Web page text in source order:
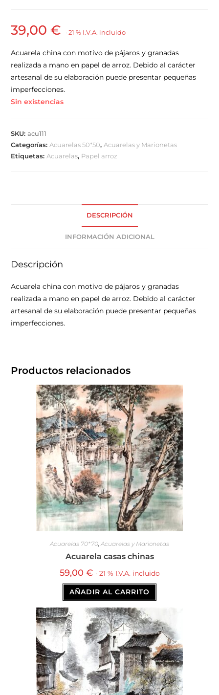
39,00€ · 21 % I.V.A. incluido
Acuarela china con motivo de pájaros y granadas
realizada a mano en papel de arroz. Debido al carácter
artesanal de su elaboración puede presentar pequeñas
imperfecciones.
Sin existencias
SKU:acu111
Categorías:Acuarelas 50*50,Acuarelas y Marionetas
Etiquetas:Acuarelas, Papel arroz
DESCRIPCIÓN
INFORMACIÓN ADICIONAL
Descripción
Acuarela china con motivo de pájaros y granadas
realizada a mano en papel de arroz. Debido al carácter
artesanal de su elaboración puede presentar pequeñas
imperfecciones.
Productos relacionados
Acuarelas 70*70,Acuarelas y Marionetas
Acuarela casas chinas
59,00 € · 21 % I.V.A. incluido
AÑADIR AL CARRITO